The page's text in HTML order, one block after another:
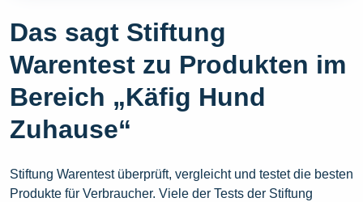
Das sagt Stiftung
Warentest zu Produkten im
Bereich „Käfig Hund
Zuhause“
Stiftung Warentest überprüft, vergleicht und testet die besten
Produkte für Verbraucher. Viele der Tests der Stiftung